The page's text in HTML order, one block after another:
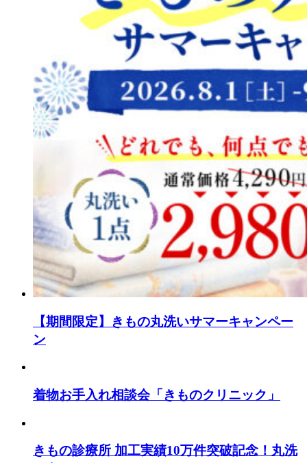
【期間限定】きもの丸洗いサマーキャンペー
ン
着物お手入れ相談会「きものクリニック」
きもの診療所 加工実績10万件突破記念！丸洗